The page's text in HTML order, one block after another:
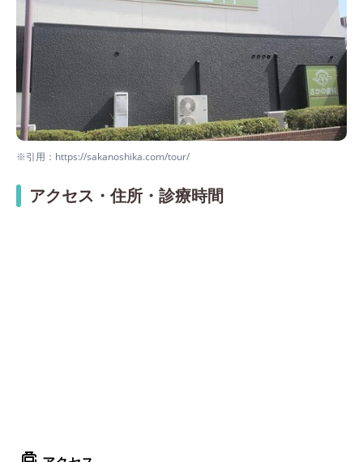
※引用：https://sakanoshika.com/tour/
アクセス・住所・診療時間